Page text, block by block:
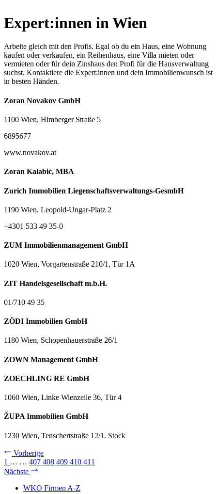
Expert:innen in Wien
Arbeite gleich mit den Profis. Egal ob du ein Haus, eine Wohnung
kaufen oder verkaufen, ein Reihenhaus, eine Villa mieten oder
vermieten oder für dein Zinshaus den Profi für die Hausverwaltung
suchst. Kontaktiere die Expert:innen und dein Immobilienwunsch ist
in besten Händen.
Zoran Novakov GmbH
1100 Wien, Himberger Straße 5
6895677
www.novakov.at
Zoran Kalabić, MBA
Zurich Immobilien Liegenschaftsverwaltungs-GesmbH
1190 Wien, Leopold-Ungar-Platz 2
+4301 533 49 35-0
ZUM Immobilienmanagement GmbH
1020 Wien, Vorgartenstraße 210/1, Tür 1A
ZIT Handelsgesellschaft m.b.H.
01/710 49 35
ZÖDI Immobilien GmbH
1180 Wien, Schopenhauerstraße 26/1
ZOWN Management GmbH
ZOECHLING RE GmbH
1060 Wien, Linke Wienzeile 36, Tür 4
ŽUPA Immobilien GmbH
1230 Wien, Tenschertstraße 12/1. Stock
Vorherige
1 … … 407 408 409 410 411
Nächste
WKO Firmen A-Z